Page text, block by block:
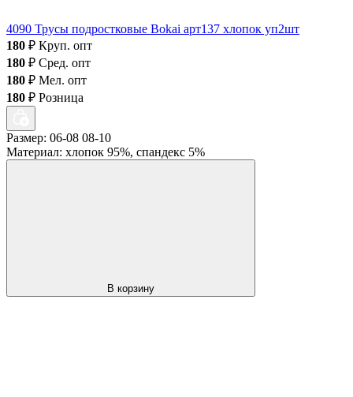
4090 Трусы подростковые Bokai арт137 хлопок уп2шт
180 ₽ Круп. опт
180 ₽ Сред. опт
180 ₽ Мел. опт
180 ₽ Розница
Размер: 06-08 08-10
Материал: хлопок 95%, спандекс 5%
В корзину